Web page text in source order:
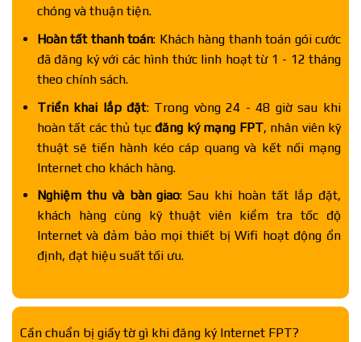
chóng và thuận tiện.
Hoàn tất thanh toán: Khách hàng thanh toán gói cước
đã đăng ký với các hình thức linh hoạt từ 1 - 12 tháng
theo chính sách.
Triển khai lắp đặt: Trong vòng 24 - 48 giờ sau khi
hoàn tất các thủ tục đăng ký mạng FPT, nhân viên kỹ
thuật sẽ tiến hành kéo cáp quang và kết nối mạng
Internet cho khách hàng.
Nghiệm thu và bàn giao: Sau khi hoàn tất lắp đặt,
khách hàng cùng kỹ thuật viên kiểm tra tốc độ
Internet và đảm bảo mọi thiết bị Wifi hoạt động ổn
định, đạt hiệu suất tối ưu.
Cần chuẩn bị giấy tờ gì khi đăng ký Internet FPT?